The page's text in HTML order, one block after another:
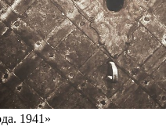
1941»